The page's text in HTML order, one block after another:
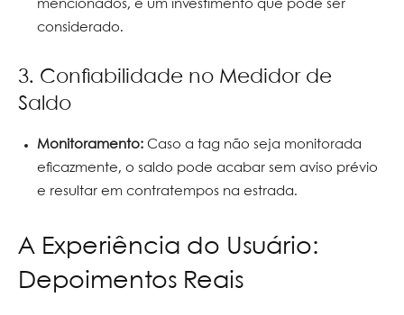
mencionados, é um investimento que pode ser
considerado.
3. Confiabilidade no Medidor de
Saldo
Monitoramento: Caso a tag não seja monitorada
eficazmente, o saldo pode acabar sem aviso prévio
e resultar em contratempos na estrada.
A Experiência do Usuário:
Depoimentos Reais